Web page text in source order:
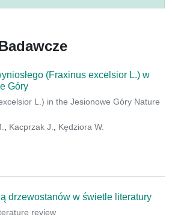
(Fraxinus excelsior L.) w
Góry
L.) in the Jesionowe Góry Nature
Kacprzak J. Kędziora W.
drzewostanów w świetle literatury
review